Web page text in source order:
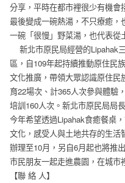
分享，平時在都市裡很少有機
最後變成一碗熱湯，不只療癒
一碗「很慢」野菜湯，也代表從
新北市原民局經營的Lipahak
區，自109年起持續推動原住民
文化推廣，帶領大眾認識原住
育22場次、計365人次參與體驗
培訓160人次。新北市原民局局
今年希望透過Lipahak食癒餐桌
文化，感受人與土地共存的生
辦理至10月，另自6月起也將推
市民朋友一起走進農園，在城市
【聯 絡 人】